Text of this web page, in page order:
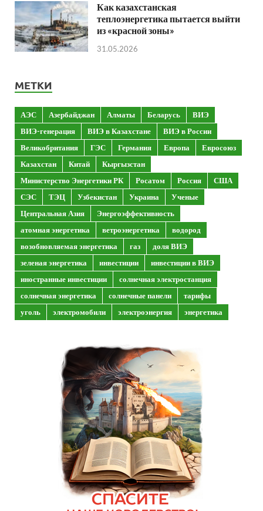
Как казахстанская
теплоэнергетика пытается выйти
из «красной зоны»
31.05.2026
МЕТКИ
АЭС Азербайджан Алматы Беларусь
ВИЭ
ВИЭ-генерация
ВИЭ в Казахстане
ВИЭ в России
Великобритания
ГЭС Германия Европа
Евросоюз
Казахстан
Китай
Кыргызстан
Министерство Энергетики РК
Росатом Россия
США
СЭС
ТЭЦ Узбекистан Украина
Ученые
Центральная Азия
Энергоэффективность
атомная энергетика
ветроэнергетика
водород
возобновляемая энергетика
газ
доля ВИЭ
зеленая энергетика
инвестиции
инвестиции в ВИЭ
иностранные инвестиции
солнечная электростанция
солнечная энергетика
солнечные панели
тарифы
уголь
электромобили электроэнергия энергетика